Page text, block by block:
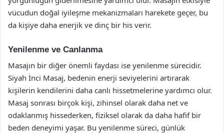
vücudun doğal iyileşme mekanizmaları harekete geçer, bu
da kişiye daha enerjik ve dinç bir his verir.
Yenilenme ve Canlanma
Masajın bir diğer önemli faydası ise yenilenme sürecidir.
Siyah İnci Masaj, bedenin enerji seviyelerini artırarak
kişilerin kendilerini daha canlı hissetmelerine yardımcı olur.
Masaj sonrası birçok kişi, zihinsel olarak daha net ve
odaklanmış hissederken, fiziksel olarak da daha hafif bir
beden deneyimi yaşar. Bu yenilenme süreci, günlük